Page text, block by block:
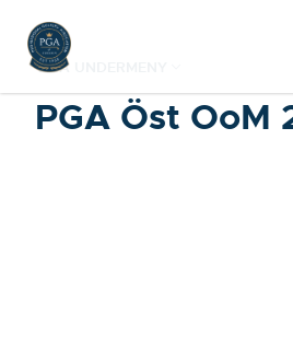
VISA UNDERMENY
PGA Öst OoM